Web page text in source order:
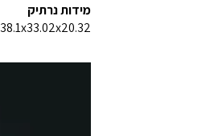
מידות נרתיק
38.1x33.02x20.32 ס"מ